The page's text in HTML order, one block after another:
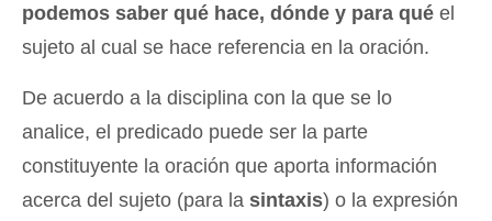
podemos saber qué hace, dónde y para qué el
sujeto al cual se hace referencia en la oración.
De acuerdo a la disciplina con la que se lo
analice, el predicado puede ser la parte
constituyente la oración que aporta información
acerca del sujeto (para la sintaxis) o la expresión